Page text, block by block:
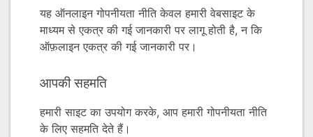
यह ऑनलाइन गोपनीयता नीति केवल हमारी वेबसाइट के
माध्यम से एकत्र की गई जानकारी पर लागू होती है, न कि
ऑफ़लाइन एकत्र की गई जानकारी पर।
आपकी सहमति
हमारी साइट का उपयोग करके, आप हमारी गोपनीयता नीति
के लिए सहमति देते हैं।